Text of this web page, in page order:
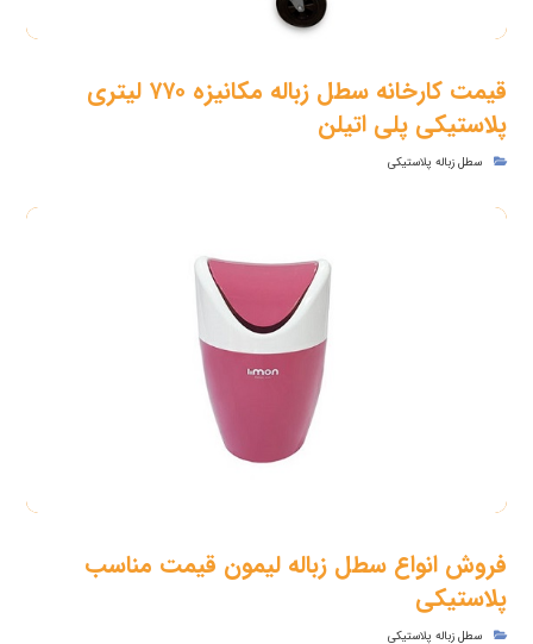
قیمت کارخانه سطل زباله مکانیزه ۷۷۰ لیتری
پلاستیکی پلی اتیلن
سطل زباله پلاستیکی
فروش انواع سطل زباله لیمون قیمت مناسب
پلاستیکی
سطل زباله پلاستیکی